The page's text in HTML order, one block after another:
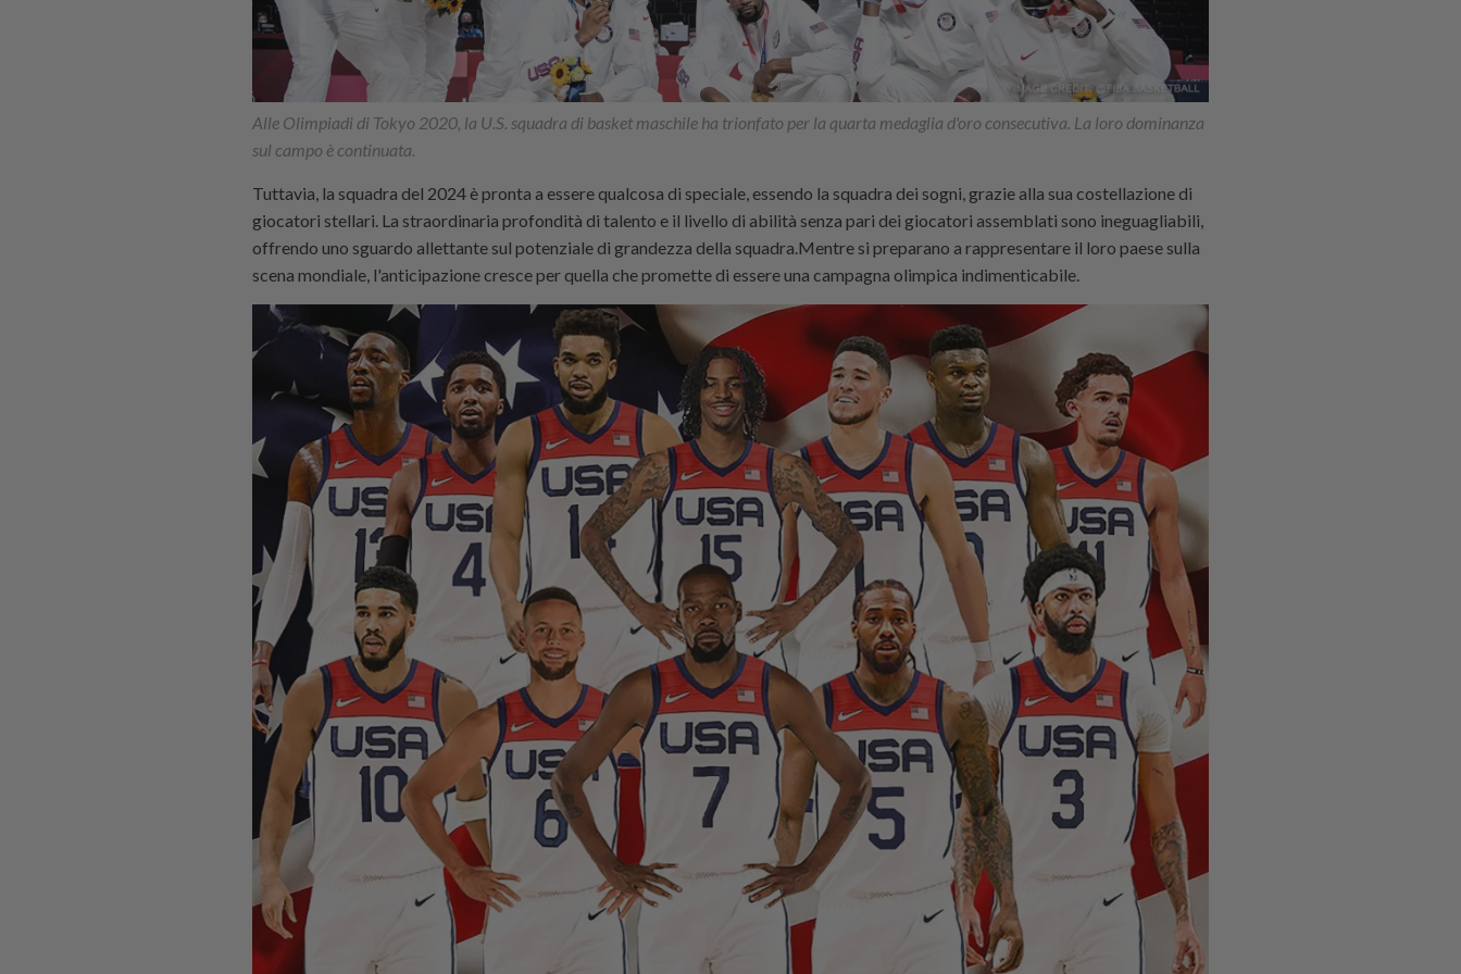
Alle Olimpiadi di Tokyo 2020, la U.S. squadra di basket maschile ha trionfato per la quarta medaglia d'oro consecutiva. La loro dominanza
sul campo è continuata.
Tuttavia, la squadra del 2024 è pronta a essere qualcosa di speciale, essendo la squadra dei sogni, grazie alla sua costellazione di
giocatori stellari. La straordinaria profondità di talento e il livello di abilità senza pari dei giocatori assemblati sono ineguagliabili,
offrendo uno sguardo allettante sul potenziale di grandezza della squadra.Mentre si preparano a rappresentare il loro paese sulla
scena mondiale, l'anticipazione cresce per quella che promette di essere una campagna olimpica indimenticabile.